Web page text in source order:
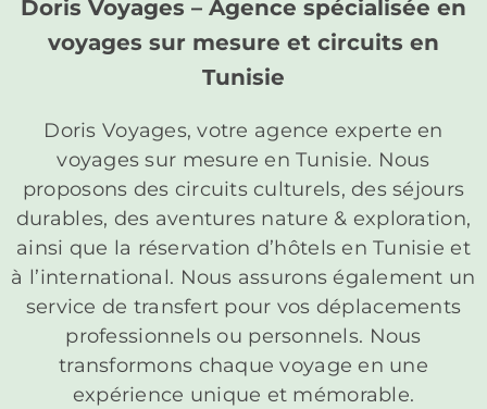
Doris Voyages – Agence spécialisée en
voyages sur mesure et circuits en
Tunisie
Doris Voyages, votre agence experte en
voyages sur mesure en Tunisie. Nous
proposons des circuits culturels, des séjours
durables, des aventures nature & exploration,
ainsi que la réservation d’hôtels en Tunisie et
à l’international. Nous assurons également un
service de transfert pour vos déplacements
professionnels ou personnels. Nous
transformons chaque voyage en une
expérience unique et mémorable.